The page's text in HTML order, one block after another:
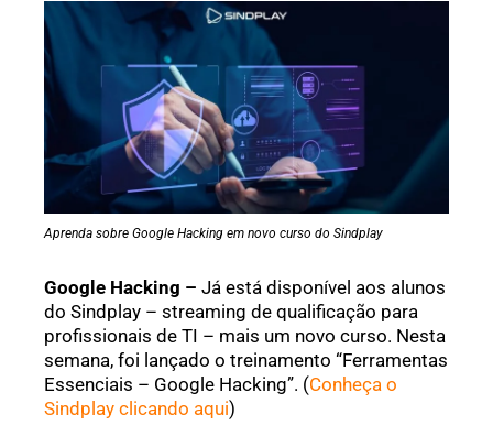
Aprenda sobre Google Hacking em novo curso do Sindplay
Google Hacking – Já está disponível aos alunos
do Sindplay – streaming de qualificação para
profissionais de TI – mais um novo curso. Nesta
semana, foi lançado o treinamento “Ferramentas
Essenciais – Google Hacking”. (Conheça o
Sindplay clicando aqui)